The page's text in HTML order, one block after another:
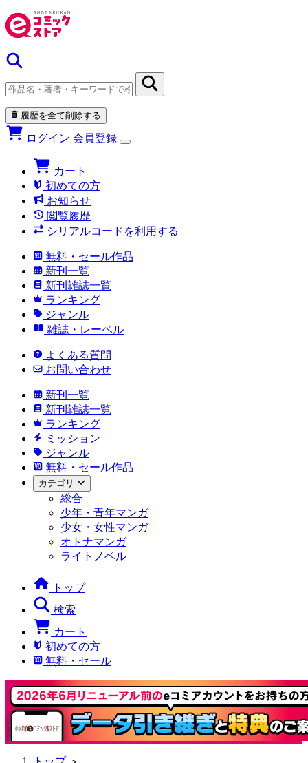
履歴を全て削除する
ログイン 会員登録
カート
初めての方
お知らせ
閲覧履歴
シリアルコードを利用する
無料・セール作品
新刊一覧
新刊雑誌一覧
ランキング
ジャンル
雑誌・レーベル
よくある質問
お問い合わせ
新刊一覧
新刊雑誌一覧
ランキング
ミッション
ジャンル
無料・セール作品
カテゴリ
総合
少年・青年マンガ
少女・女性マンガ
オトナマンガ
ライトノベル
トップ
検索
カート
初めての方
無料・セール